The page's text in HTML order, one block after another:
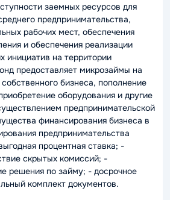
заемных ресурсов для
предпринимательства,
рабочих мест, обеспечения
и обеспечения реализации
инициатив на территории
предоставляет микрозаймы на
бизнеса, пополнение
оборудования и другие
предпринимательской
финансирования бизнеса в
предпринимательства
процентная ставка; -
скрытых комиссий; -
решения по займу; - досрочное
комплект документов.